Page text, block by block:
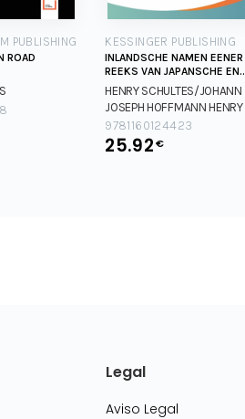
PUBLISHING
ROAD
KESSINGER PUBLISHING
INLANDSCHE NAMEN EENER
REEKS VAN JAPANSCHE EN
CHINESCHE PLAN
HENRY SCHULTES/JOHANN
JOSEPH HOFFMANN HENRY
SCHULTES/JOHANN JOSEPH
HOFFMANN
9781160124423
25.92€
Legal
Aviso Legal